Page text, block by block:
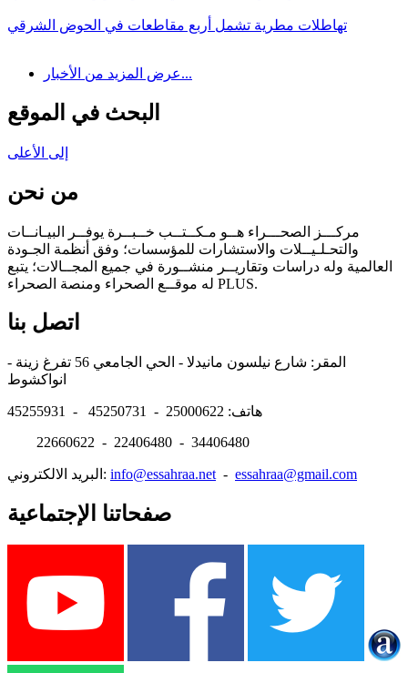
تهاطلات مطرية تشمل أربع مقاطعات في الحوض الشرقي
عرض المزيد من الأخبار...
البحث في الموقع
إلى الأعلى
من نحن
مركـــز الصحـــراء هــو مـكــتــب خــبــرة يوفــر البيـانــات
والتحـلـيــلات والاستشارات للمؤسسات؛ وفق أنظمة الجـودة
العالمية وله دراسات وتقاريــر منشــورة في جميع المجــالات؛ يتبع
له موقــع الصحراء ومنصة الصحراء PLUS.
اتصل بنا
المقر: شارع نيلسون مانيدلا - الحي الجامعي 56 تفرغ زينة -
هاتف: 25000622 - 45250731 - 45255931
22660622 - 22406480 - 34406480
البريد الالكتروني: info@essahraa.net - essahraa@gmail.com
صفحاتنا الإجتماعية